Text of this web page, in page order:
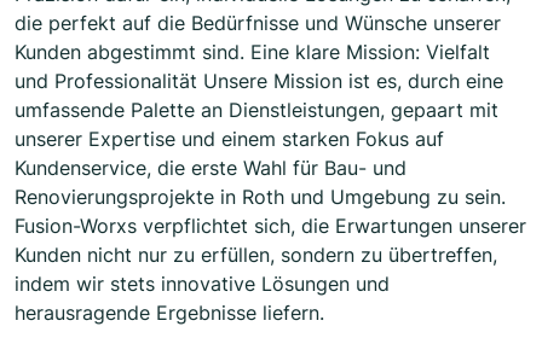
die perfekt auf die Bedürfnisse und Wünsche unserer
Kunden abgestimmt sind. Eine klare Mission: Vielfalt
und Professionalität Unsere Mission ist es, durch eine
umfassende Palette an Dienstleistungen, gepaart mit
unserer Expertise und einem starken Fokus auf
Kundenservice, die erste Wahl für Bau- und
Renovierungsprojekte in Roth und Umgebung zu sein.
Fusion-Worxs verpflichtet sich, die Erwartungen unserer
Kunden nicht nur zu erfüllen, sondern zu übertreffen,
indem wir stets innovative Lösungen und
herausragende Ergebnisse liefern.